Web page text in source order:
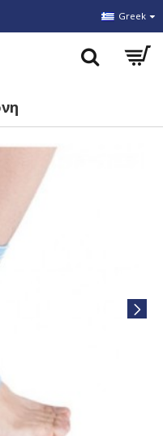
Greek